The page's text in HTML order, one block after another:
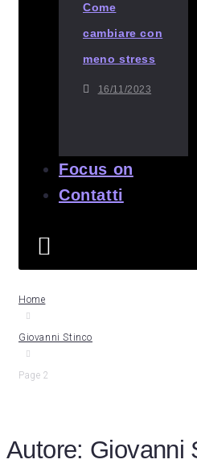
Come
cambiare con
meno stress
16/11/2023
Focus on
Contatti
Home
Giovanni Stinco
Page 2
Autore: Giovanni